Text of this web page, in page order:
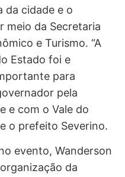
da cidade e o
meio da Secretaria
e Turismo. “A
Estado foi e
para
pela
e com o Vale do
o prefeito Severino.
evento, Wanderson
da